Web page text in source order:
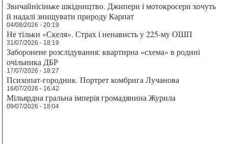
Звичайнісіньке шкідництво. Джипери і мотокросери хочуть
й надалі знищувати природу Карпат
04/08/2026 - 20:19
Не тільки «Скеля». Страх і ненависть у 225-му ОШП
31/07/2026 - 18:19
Заборонене розслідування: квартирна «схема» в родині
очільника ДБР
17/07/2026 - 18:27
Психопат-городник. Портрет комбрига Лучанова
16/07/2026 - 16:42
Мільярдна гральна імперія громадянина Журила
09/07/2026 - 18:04